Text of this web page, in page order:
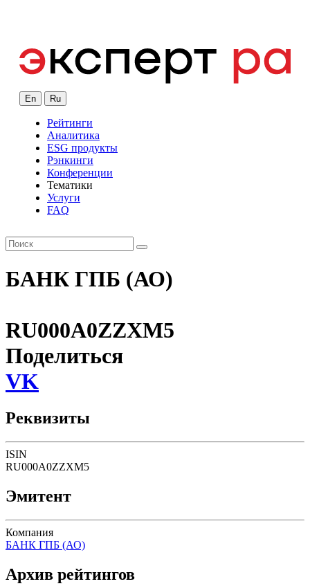
En Ru
Рейтинги
Аналитика
ESG продукты
Рэнкинги
Конференции
Тематики
Услуги
FAQ
БАНК ГПБ (АО)
RU000A0ZZXM5
Поделиться
VK
Реквизиты
ISIN
RU000A0ZZXM5
Эмитент
Компания
БАНК ГПБ (АО)
Архив рейтингов